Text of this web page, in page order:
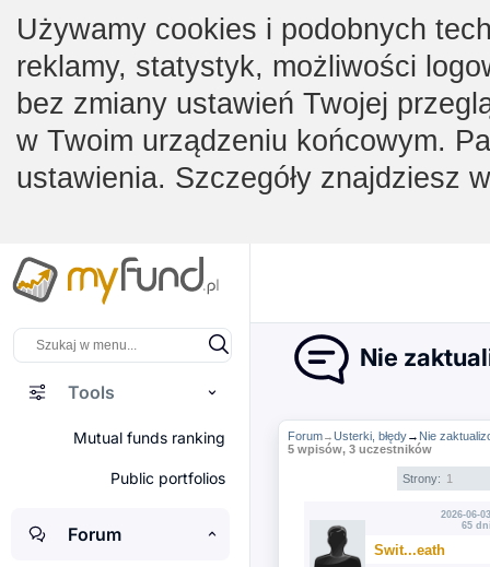
Używamy cookies i podobnych
reklamy, statystyk, możliwości
bez zmiany ustawień Twojej
w Twoim urządzeniu końcowym.
ustawienia. Szczegóły znajdziesz
Tools
Mutual funds ranking
Public portfolios
Forum
Nie
Forum→Usterki, błędy→ Nie
5 wpisów, 3 uczestników
Strony: 1
2026-06-
65
Swit...eath